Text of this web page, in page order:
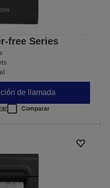
free Series
de llamada
Comparar